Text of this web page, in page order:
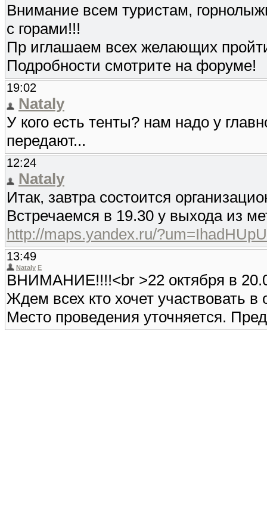
Внимание всем туристам,
с горами!!!
Пр иглашаем всех желающих
Подробности смотрите на форуме!
19:02
Nataly
У кого есть тенты? нам надо у
передают...
12:24
Nataly
Итак, завтра состоится
Встречаемся в 19.30 у выхода из
http://maps.yandex.ru/
13:49
Nataly E
ВНИМАНИЕ!!!!<br >22 октября в
Ждем всех кто хочет участвовать в
Место проведения уточняется.